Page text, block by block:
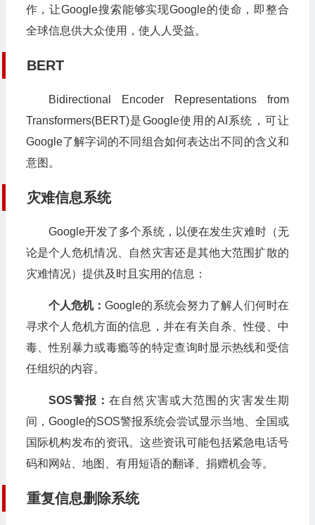
作，让Google搜索能够实现Google的使命，即整合
全球信息供大众使用，使人人受益。
BERT
Bidirectional Encoder Representations from
Transformers(BERT)是Google使用的AI系统，可让
Google了解字词的不同组合如何表达出不同的含义和
意图。
灾难信息系统
Google开发了多个系统，以便在发生灾难时（无
论是个人危机情况、自然灾害还是其他大范围扩散的
灾难情况）提供及时且实用的信息：
个人危机：Google的系统会努力了解人们何时在
寻求个人危机方面的信息，并在有关自杀、性侵、中
毒、性别暴力或毒瘾等的特定查询时显示热线和受信
任组织的内容。
SOS警报：在自然灾害或大范围的灾害发生期
间，Google的SOS警报系统会尝试显示当地、全国或
国际机构发布的资讯。这些资讯可能包括紧急电话号
码和网站、地图、有用短语的翻译、捐赠机会等。
重复信息删除系统